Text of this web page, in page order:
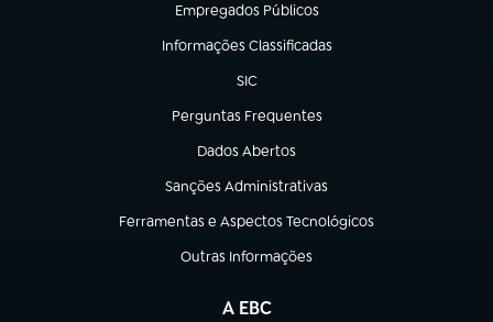
Empregados Públicos
(abre em nova aba)
Informações Classificadas
(abre em nova aba)
SIC
(abre em nova aba)
Perguntas Frequentes
(abre em nova aba)
Dados Abertos
(abre em nova aba)
Sanções Administrativas
(abre em nova aba)
Ferramentas e Aspectos Tecnológicos
(abre em nova aba)
Outras Informações
(abre em nova aba)
A EBC